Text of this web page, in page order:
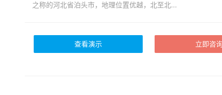
之称的河北省泊头市，地理位置优越，北至北...
查看演示 立即咨